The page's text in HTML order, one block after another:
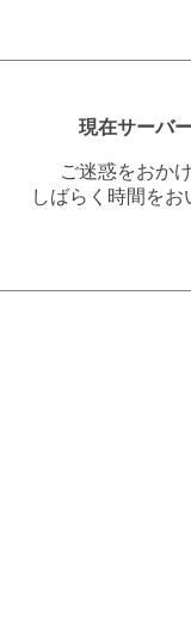
現在サーバ
ご迷惑をおか
しばらく時間を